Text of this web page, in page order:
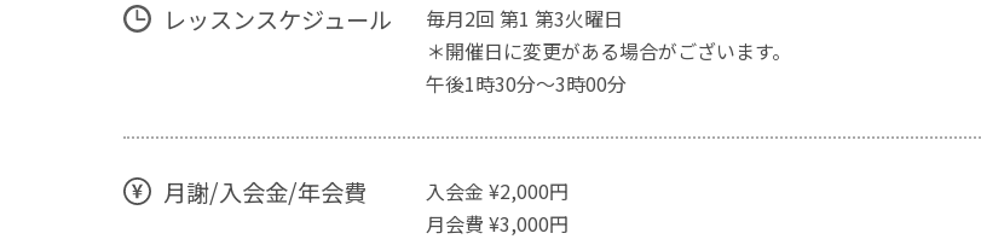
レッスンスケジュール
毎月2回 第1 第3火曜日
＊開催日に変更がある場合がございます。
午後1時30分〜3時00分
月謝/入会金/年会費
入会金 ¥2,000円
月会費 ¥3,000円